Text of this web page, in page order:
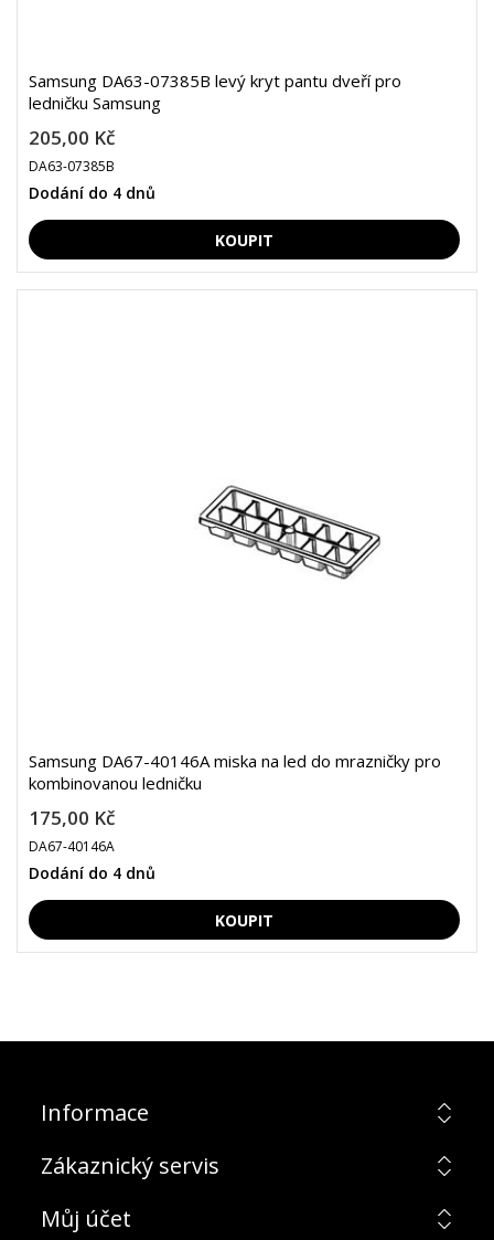
Samsung DA63-07385B levý kryt pantu dveří pro
ledničku Samsung
205,00 Kč
DA63-07385B
Dodání do 4 dnů
Samsung DA67-40146A miska na led do mrazničky pro
kombinovanou ledničku
175,00 Kč
DA67-40146A
Dodání do 4 dnů
Informace
Zákaznický servis
Můj účet